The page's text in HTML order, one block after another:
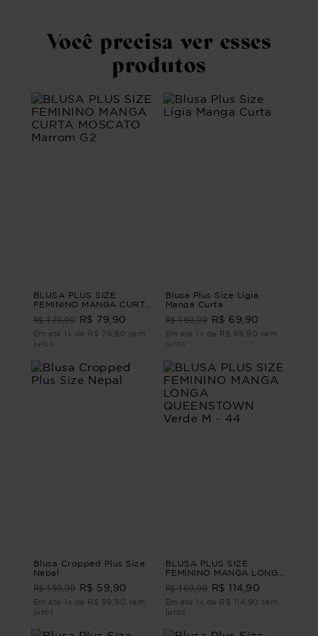
Você precisa ver esses
produtos
BLUSA PLUS SIZE
FEMININO MANGA CURTA
MOSCATO Marrom G2
R$ 179,90 R$ 79,90
Em até 1x de R$ 79,90 sem
juros
Blusa Plus Size Lígia
Manga Curta
R$ 169,90 R$ 69,90
Em até 1x de R$ 69,90 sem
juros
Blusa Cropped Plus Size
Nepal
R$ 159,90 R$ 59,90
Em até 1x de R$ 59,90 sem
juros
BLUSA PLUS SIZE
FEMININO MANGA LONGA
QUEENSTOWN Verde M -
44
R$ 169,90 R$ 114,90
Em até 1x de R$ 114,90 sem
juros